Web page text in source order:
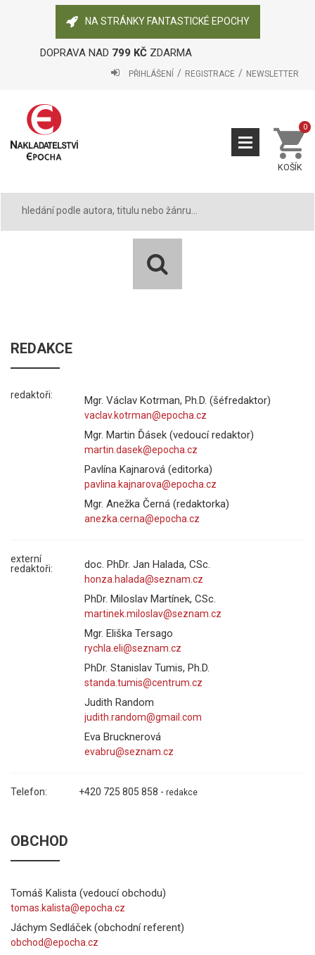
NA STRÁNKY FANTASTICKÉ EPOCHY
DOPRAVA NAD 799 KČZDARMA
PŘIHLÁŠENÍ REGISTRACE NEWSLETTER
KOŠÍK
0
REDAKCE
redaktoři: Mgr. Václav Kotrman, Ph.D. (šéfredaktor)
Mgr. Martin Ďásek (vedoucí redaktor)
Pavlína Kajnarová (editorka)
Mgr. Anežka Černá (redaktorka)
externí
redaktoři:
doc. PhDr. Jan Halada, CSc.
PhDr. Miloslav Martínek, CSc.
Mgr. Eliška Tersago
PhDr. Stanislav Tumis, Ph.D.
Judith Random
Eva Brucknerová
Telefon: +420 725 805 858 - redakce
OBCHOD
Tomáš Kalista (vedoucí obchodu)
Jáchym Sedláček (obchodní referent)